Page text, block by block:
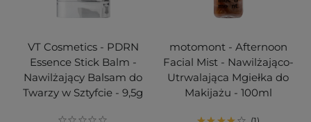
VT Cosmetics - PDRN
Essence Stick Balm -
Nawilżający Balsam do
Twarzy w Sztyfcie - 9,5g
motomont - Afternoon
Facial Mist - Nawilżająco-
Utrwalająca Mgiełka do
Makijażu - 100ml